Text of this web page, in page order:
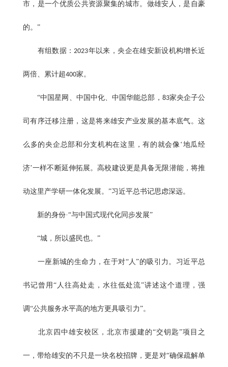
市，是一个优质公共资源聚集的城市。做雄安人，是自豪
的。”
有组数据：2023年以来，央企在雄安新设机构增长近
两倍、累计超400家。
“中国星网、中国中化、中国华能总部， 83家央企子公
司有序迁移注册，这是将来雄安产业发展的基本底气。这
么多的央企总部和分支机构在这里，有的就会像‘地瓜经
济’一样不断延伸拓展。高校建设更是具备无限潜能，将推
动这里产学研一体化发展。”习近平总书记思虑深远。
新的身份·“与中国式现代化同步发展”
“城，所以盛民也。”
一座新城的生命力，在于对“人”的吸引力。习近平总
书记曾用“人往高处走，水往低处流”讲述这个道理，强
调“公共服务水平高的地方更具吸引力”。
北京四中雄安校区，北京市援建的“交钥匙”项目之
一，带给雄安的不只是一块名校招牌，更是对“确保疏解单